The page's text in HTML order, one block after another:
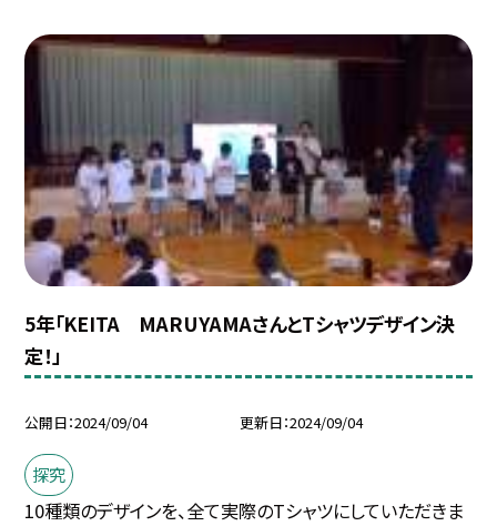
5年「KEITA MARUYAMAさんとTシャツデザイン決
定！」
公開日 2024/09/04 更新日 2024/09/04
探究
10種類のデザインを、全て実際のTシャツにしていただきま